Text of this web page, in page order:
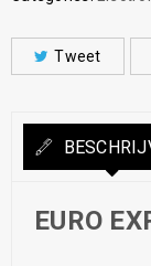
Tweet
EURO